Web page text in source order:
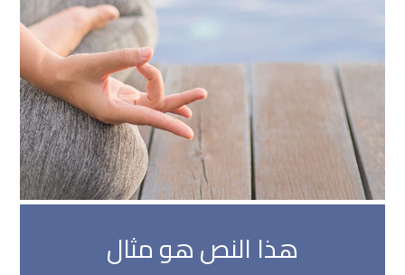
هذا النص هو مثال